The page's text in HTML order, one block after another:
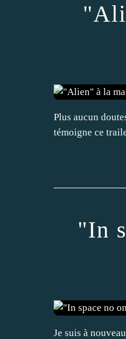
Plus aucun
témoigne ce
"In
Je suis à